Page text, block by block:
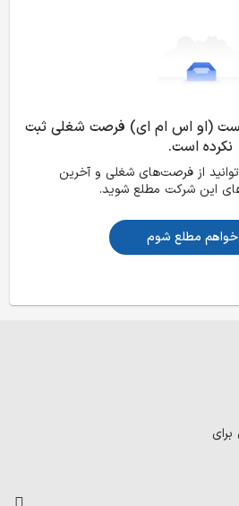
(او اس ام ای) فرصت شغلی ثبت
نکرده است.
از فرصت‌های شغلی و آخرین
این شرکت مطلع شوید.
مطلع شوم